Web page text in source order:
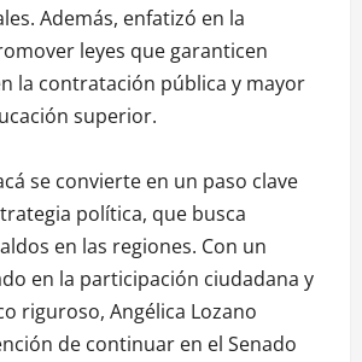
Además, enfatizó en la
leyes que garanticen
la contratación pública y mayor
superior.
se convierte en un paso clave
política, que busca
en las regiones. Con un
en la participación ciudadana y
riguroso, Angélica Lozano
de continuar en el Senado